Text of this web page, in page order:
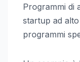
Programmi di
startup ad alto
programmi